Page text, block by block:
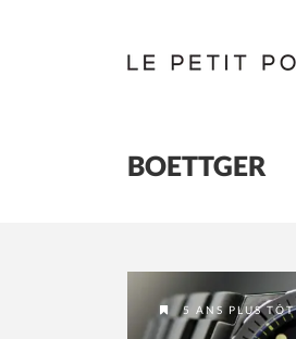
BOETTGER
5 ANS PLUS TÔT